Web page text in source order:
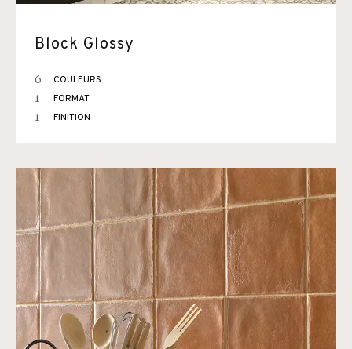
Block Glossy
6 COULEURS
1 FORMAT
1 FINITION